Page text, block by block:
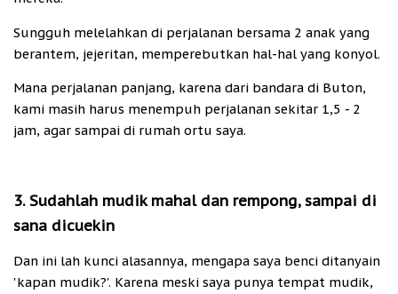
Sungguh melelahkan di perjalanan bersama 2 anak yang
berantem, jejeritan, memperebutkan hal-hal yang konyol.
Mana perjalanan panjang, karena dari bandara di Buton,
kami masih harus menempuh perjalanan sekitar 1,5 - 2
jam, agar sampai di rumah ortu saya.
3. Sudahlah mudik mahal dan rempong, sampai di
sana dicuekin
Dan ini lah kunci alasannya, mengapa saya benci ditanyain
'kapan mudik?'. Karena meski saya punya tempat mudik,